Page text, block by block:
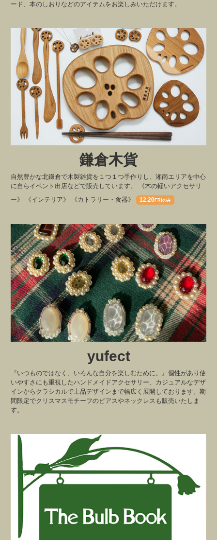
ード、本のしおりなどのアイテムをお楽しみいただけます。
鎌倉木貨
自然豊かな北鎌倉で木製雑貨を１つ１つ手作りし、湘南エリアを中心
に自らイベント出店などで販売しています。 《木の軽いアクセサリ
ー》 《インテリア》 《カトラリー・食器》 12.20FRIのみ
yufect
『いつものではなく、いろんな自分を楽しむために。』個性があり使
いやすさにも重視したハンドメイドアクセサリー、カジュアルなデザ
インからクラシカルで上品デザインまで幅広く展開しております。期
間限定でクリスマスモチーフのピアスやネックレスも販売いたしま
す。